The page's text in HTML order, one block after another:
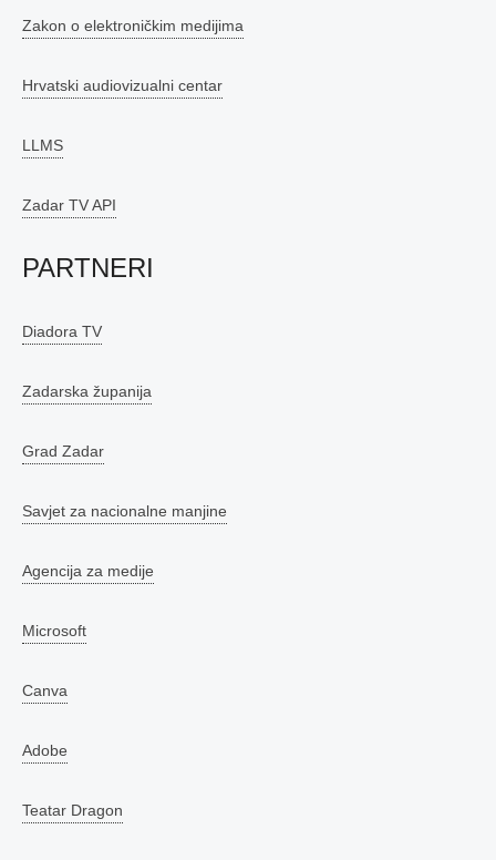
Zakon o elektroničkim medijima
Hrvatski audiovizualni centar
LLMS
Zadar TV API
PARTNERI
Diadora TV
Zadarska županija
Grad Zadar
Savjet za nacionalne manjine
Agencija za medije
Microsoft
Canva
Adobe
Teatar Dragon